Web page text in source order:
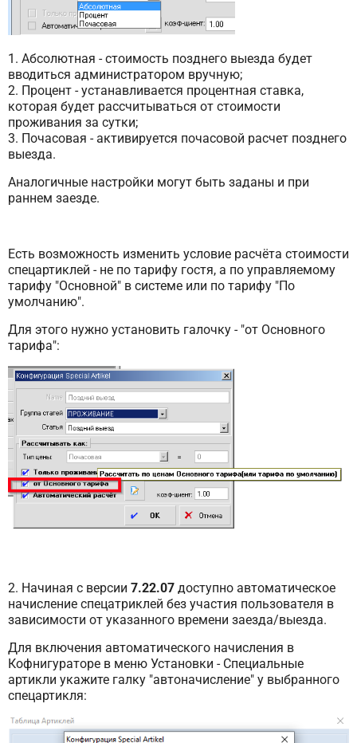
1. Абсолютная - стоимость позднего выезда будет
вводиться администратором вручную;
2. Процент - устанавливается процентная ставка,
которая будет рассчитываться от стоимости
проживания за сутки;
3. Почасовая - активируется почасовой расчет позднего
выезда.
Аналогичные настройки могут быть заданы и при
раннем заезде.
Есть возможность изменить условие расчёта стоимости
спецартиклей - не по тарифу гостя, а по управляемому
тарифу "Основной" в системе или по тарифу "По
умолчанию".
Для этого нужно установить галочку - "от Основного
тарифа":
2. Начиная с версии 7.22.07 доступно автоматическое
начисление спецатриклей без участия пользователя в
зависимости от указанного времени заезда/выезда.
Для включения автоматического начисления в
Кофнигураторе в меню Установки - Специальные
артикли укажите галку "автоначисление" у выбранного
спецартикля: